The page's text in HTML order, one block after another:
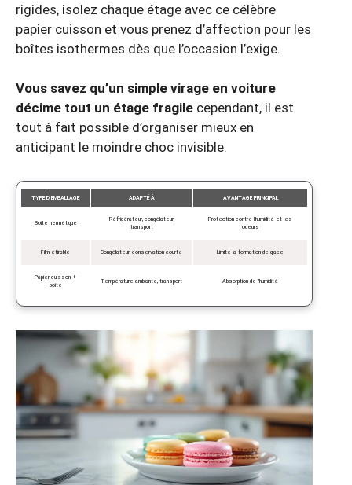
rigides, isolez chaque étage avec ce célèbre
papier cuisson et vous prenez d’affection pour les
boîtes isothermes dès que l’occasion l’exige.
Vous savez qu’un simple virage en voiture
décime tout un étage fragile cependant, il est
tout à fait possible d’organiser mieux en
anticipant le moindre choc invisible.
TYPE D’EMBALLAGE ADAPTÉ À AVANTAGE PRINCIPAL
Boîte hermétique
Réfrigérateur, congélateur,
transport
Protection contre l’humidité et les
odeurs
Film étirable Congélateur, conservation courte Limite la formation de glace
Papier cuisson +
boîte
Température ambiante, transport Absorption de l’humidité